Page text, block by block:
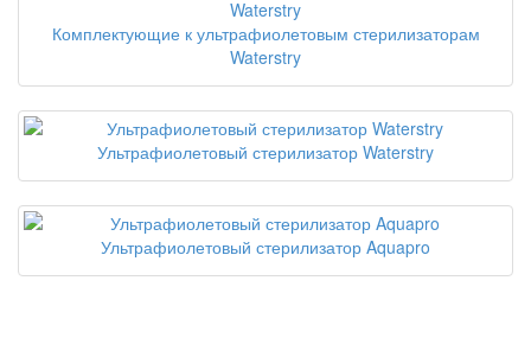
Комплектующие к ультрафиолетовым стерилизаторам
Waterstry
Ультрафиолетовый стерилизатор Waterstry
Ультрафиолетовый стерилизатор Aquapro